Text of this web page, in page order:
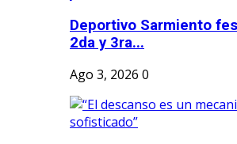
Deportivo Sarmiento
2da y 3ra...
Ago 3, 2026 0